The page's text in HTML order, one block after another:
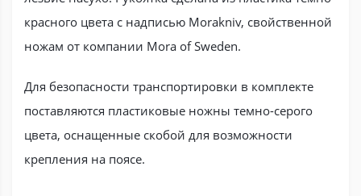
красного цвета с надписью Morakniv, свойственной
ножам от компании Mora of Sweden.
Для безопасности транспортировки в комплекте
поставляются пластиковые ножны темно-серого
цвета, оснащенные скобой для возможности
крепления на поясе.